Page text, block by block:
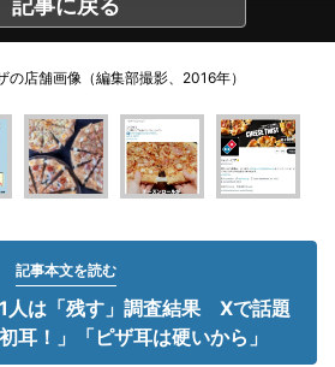
記事に戻る
の店舗画像（編集部撮影、2016年）
記事本文を読む
人は「残す」調査結果 Xで話題
耳！」「ピザ耳は硬いから」